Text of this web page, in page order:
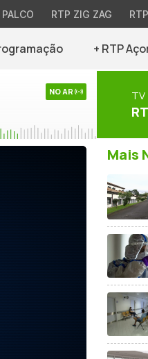
RTP ZIG ZAG
+ RTP
NO AR TV
Mais